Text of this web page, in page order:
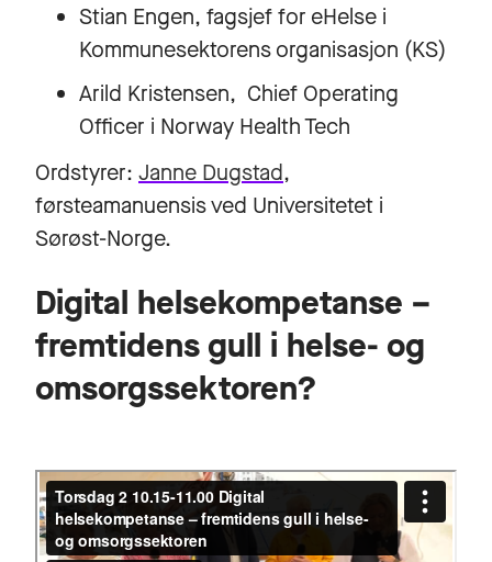
Stian Engen, fagsjef for eHelse i
Kommunesektorens organisasjon (KS)
Arild Kristensen, Chief Operating
Officer i Norway Health Tech
Ordstyrer: Janne Dugstad,
førsteamanuensis ved Universitetet i
Sørøst-Norge.
Digital helsekompetanse –
fremtidens gull i helse- og
omsorgssektoren?